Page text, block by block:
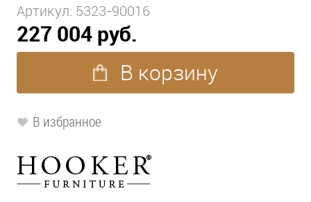
Артикул: 5323-90016
227 004 руб.
В корзину
В избранное